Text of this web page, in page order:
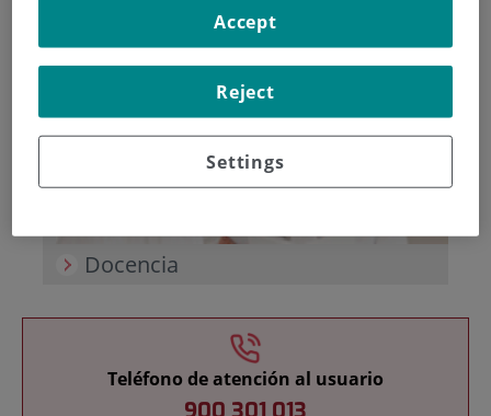
Investigación
Docencia
Teléfono de atención al usuario
Settings
Reject
Accept